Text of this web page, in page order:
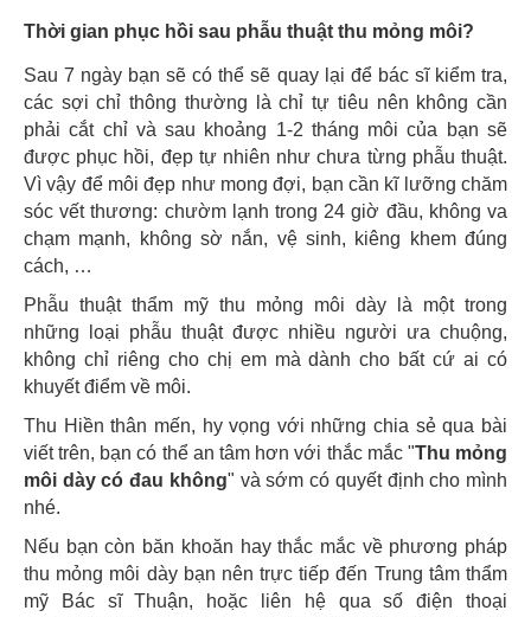
Thời gian phục hồi sau phẫu thuật thu mỏng môi?
Sau 7 ngày bạn sẽ có thể sẽ quay lại để bác sĩ kiểm tra,
các sợi chỉ thông thường là chỉ tự tiêu nên không cần
phải cắt chỉ và sau khoảng 1-2 tháng môi của bạn sẽ
được phục hồi, đẹp tự nhiên như chưa từng phẫu thuật.
Vì vậy để môi đẹp như mong đợi, bạn cần kĩ lưỡng chăm
sóc vết thương: chườm lạnh trong 24 giờ đầu, không va
chạm mạnh, không sờ nắn, vệ sinh, kiêng khem đúng
cách, …
Phẫu thuật thẩm mỹ thu mỏng môi dày là một trong
những loại phẫu thuật được nhiều người ưa chuộng,
không chỉ riêng cho chị em mà dành cho bất cứ ai có
khuyết điểm về môi.
Thu Hiền thân mến, hy vọng với những chia sẻ qua bài
viết trên, bạn có thể an tâm hơn với thắc mắc "Thu mỏng
môi dày có đau không" và sớm có quyết định cho mình
nhé.
Nếu bạn còn băn khoăn hay thắc mắc về phương pháp
thu mỏng môi dày bạn nên trực tiếp đến Trung tâm thẩm
mỹ Bác sĩ Thuận, hoặc liên hệ qua số điện thoại